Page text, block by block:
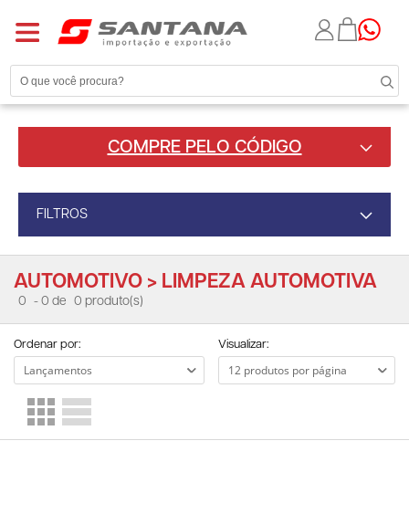
COMPRE PELO CÓDIGO
FILTROS
AUTOMOTIVO > LIMPEZA AUTOMOTIVA
0 - 0 de 0 produto(s)
Ordenar por: Visualizar: